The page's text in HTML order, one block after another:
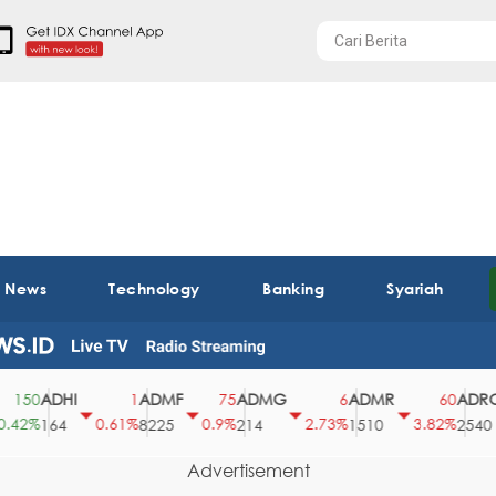
Technology Banking Syariah
ADHI
164
0.61%
ADMF
8225
0.9%
ADMG
214
2.73%
ADMR
1510
3.82%
ADRO
2540
Advertisement